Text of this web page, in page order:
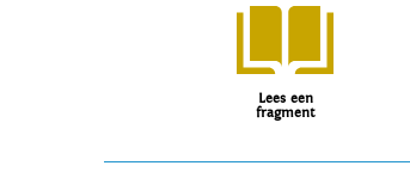
Lees een
fragment